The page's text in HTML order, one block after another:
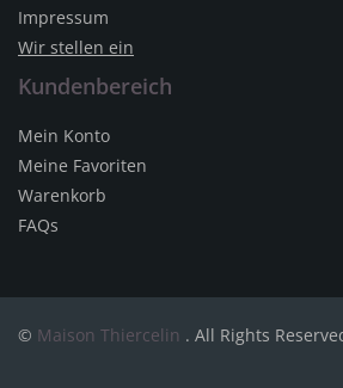
Impressum
Wir stellen ein
Kundenbereich
Mein Konto
Meine Favoriten
Warenkorb
FAQs
© Maison Thiercelin . All Rights